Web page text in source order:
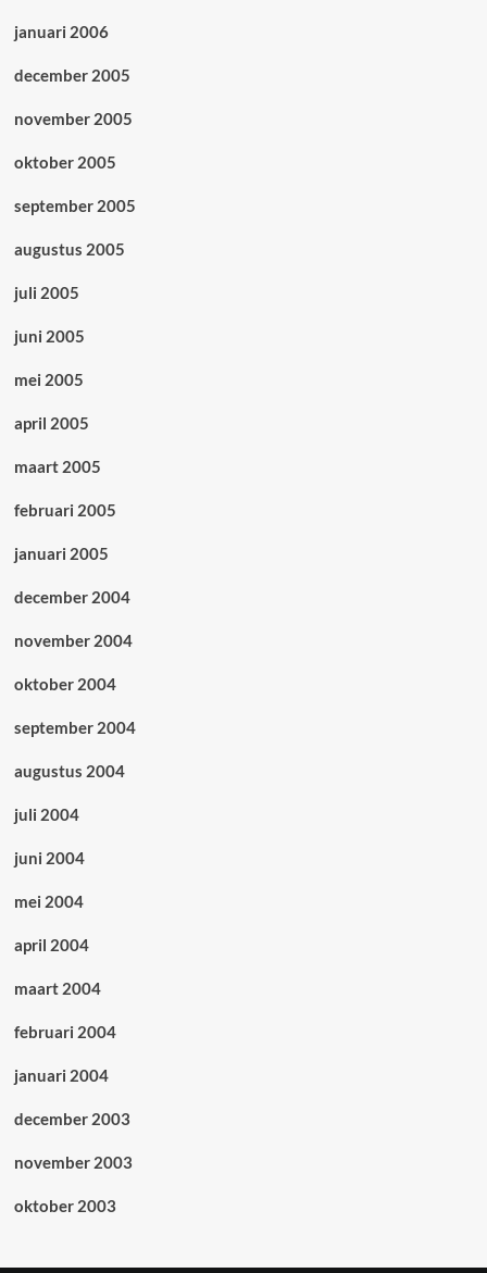
januari 2006
december 2005
november 2005
oktober 2005
september 2005
augustus 2005
juli 2005
juni 2005
mei 2005
april 2005
maart 2005
februari 2005
januari 2005
december 2004
november 2004
oktober 2004
september 2004
augustus 2004
juli 2004
juni 2004
mei 2004
april 2004
maart 2004
februari 2004
januari 2004
december 2003
november 2003
oktober 2003